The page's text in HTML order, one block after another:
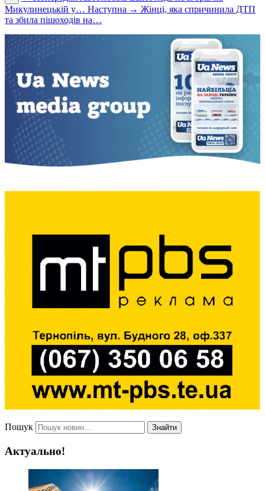
Микулинецькій у… Наступна → Жінці, яка спричинила ДТП
та збила пішоходів на…
Пошук Знайти
Актуально!